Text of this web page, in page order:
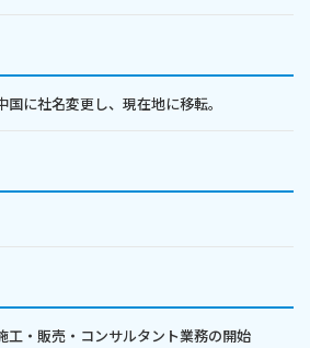
に社名変更し、現在地に移転。
工・販売・コンサルタント業務の開始